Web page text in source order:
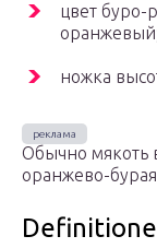
цвет
ножка
Обычно мякоть
оранжево-